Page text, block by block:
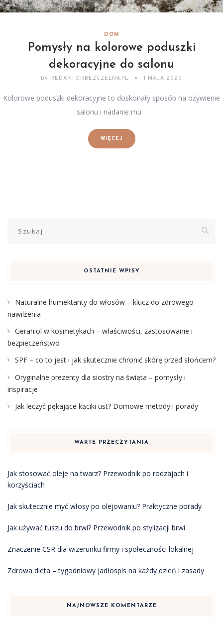
DOM
Pomysły na kolorowe poduszki
dekoracyjne do salonu
by REDAKTORBEZCZELNA.PL 1 MAJA 2020
Kolorowe poduszki dekoracyjne to doskonały sposób na ożywienie
salonu i nadanie mu…
WIĘCEJ
OSTATNIE WPISY
Naturalne humektanty do włosów – klucz do zdrowego
nawilżenia
Geraniol w kosmetykach – właściwości, zastosowanie i
bezpieczeństwo
SPF – co to jest i jak skutecznie chronić skórę przed słońcem?
Oryginalne prezenty dla siostry na święta – pomysły i
inspiracje
Jak leczyć pękające kąciki ust? Domowe metody i porady
WARTE PRZECZYTANIA
Jak stosować oleje na twarz? Przewodnik po rodzajach i
korzyściach
Jak skutecznie myć włosy po olejowaniu? Praktyczne porady
Jak używać tuszu do brwi? Przewodnik po stylizacji brwi
Znaczenie CSR dla wizerunku firmy i społeczności lokalnej
Zdrowa dieta – tygodniowy jadłospis na każdy dzień i zasady
NAJNOWSZE KOMENTARZE